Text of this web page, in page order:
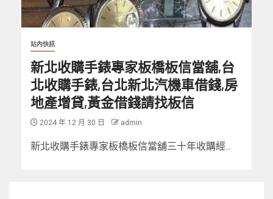
站內快訊
新北收購手錶專家板橋板信當舖,台
北收購手錶,台北新北汽機車借錢,房
地產增貸,黃金借錢請找板信
2024 年 12 月 30 日 admin
新北收購手錶專家板橋板信當舖三十年收購經...